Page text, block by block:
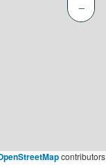
−
contributors